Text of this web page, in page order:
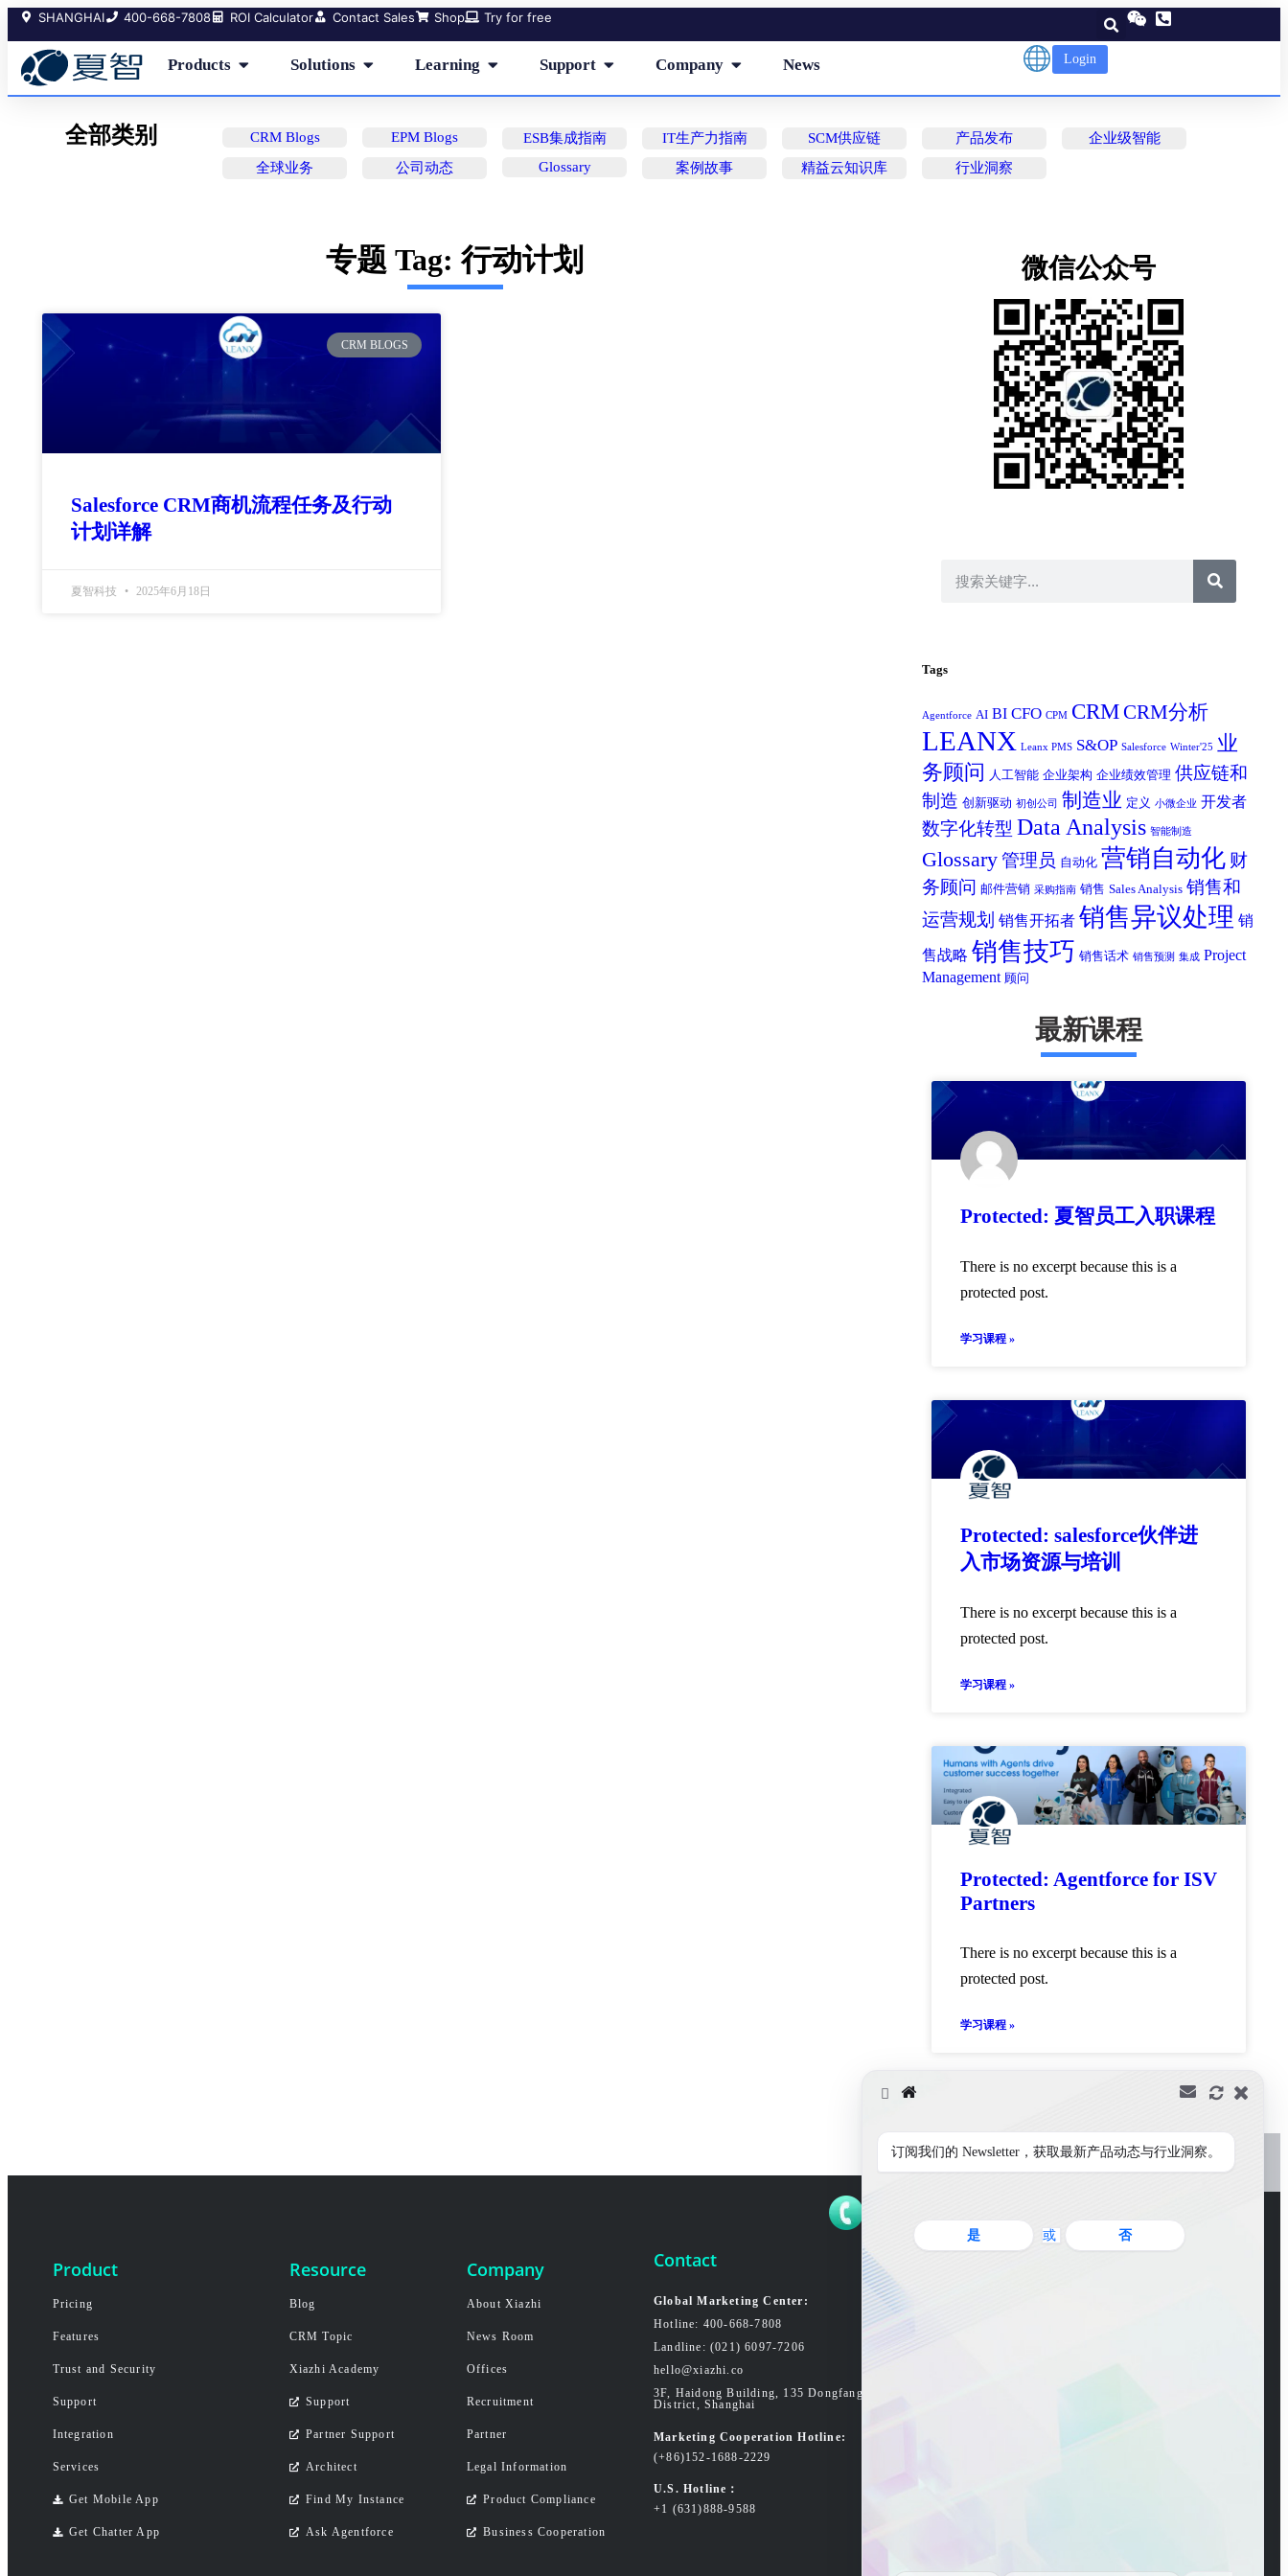
SHANGHAI 400-668-7808 ROI Calculator Contact Sales Shop Try for free
Products Solutions Learning Support Company News Login
全部类别 CRM Blogs EPM Blogs ESB集成指南 IT生产力指南 SCM供应链 产品发布
企业级智能
全球业务
公司动态 Glossary 案例故事 精益云知识库 行业洞察
专题 Tag: 行动计划
CRM BLOGS
Salesforce CRM商机流程任务及行动
计划详解
夏智科技 2025年6月18日
微信公众号
Tags
Agentforce AI BI CFO CPM CRMCRM分析
LEANX Leanx PMS S&OP Salesforce Winter'25 业
务顾问 人工智能 企业架构 企业绩效管理 供应链和
制造 创新驱动 初创公司 制造业 定义 小微企业 开发者
数字化转型 Data Analysis 智能制造
Glossary 管理员 自动化 营销自动化 财
务顾问 邮件营销 采购指南 销售 Sales Analysis 销售和
运营规划 销售开拓者 销售异议处理 销
售战略 销售技巧 销售话术 销售预测 集成 Project
Management 顾问
最新课程
Protected: 夏智员工入职课程
There is no excerpt because this is a
protected post.
学习课程 »
Protected: salesforce伙伴进
入市场资源与培训
There is no excerpt because this is a
protected post.
学习课程 »
Protected: Agentforce for ISV
Partners
There is no excerpt because this is a
protected post.
学习课程 »
Product
Pricing
Features
Trust and Security
Support
Integration
Services
Get Mobile App
Get Chatter App
Resource
Blog
CRM Topic
Xiazhi Academy
Support
Partner Support
Architect
Find My Instance
Ask Agentforce
Company
About Xiazhi
News Room
Offices
Recruitment
Partner
Legal Information
Product Compliance
Business Cooperation
Contact
Global Marketing Center:
Hotline: 400-668-7808
Landline: (021) 6097-7206
hello@xiazhi.co
3F, Haidong Building, 135 Dongfang Road, Pudong New
District, Shanghai
Marketing Cooperation Hotline:
(+86)152-1688-2229
U.S. Hotline：
+1 (631)888-9588
订阅我们的 Newsletter，获取最新产品动态与行业洞察。
是 或 否